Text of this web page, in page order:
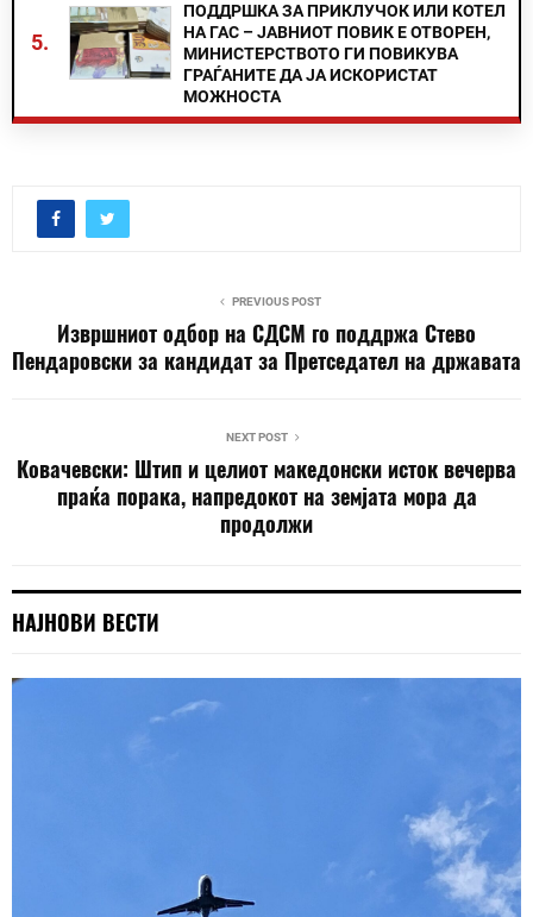
5.
ПОДДРШКА ЗА ПРИКЛУЧОК ИЛИ КОТЕЛ
НА ГАС – ЈАВНИОТ ПОВИК Е ОТВОРЕН,
МИНИСТЕРСТВОТО ГИ ПОВИКУВА
ГРАЃАНИТЕ ДА ЈА ИСКОРИСТАТ
МОЖНОСТА
PREVIOUS POST
Извршниот одбор на СДСМ го поддржа Стево
Пендаровски за кандидат за Претседател на државата
NEXT POST
Ковачевски: Штип и целиот македонски исток вечерва
праќа порака, напредокот на земјата мора да
продолжи
НАЈНОВИ ВЕСТИ